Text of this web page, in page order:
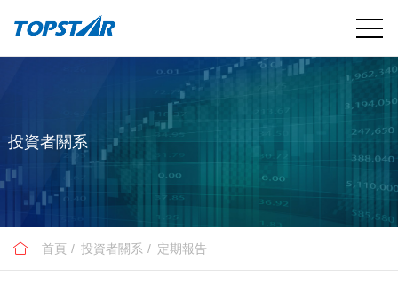
投資者關系
首頁 投資者關系 定期報告